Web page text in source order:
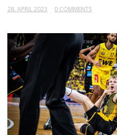
28. APRIL 2023 0 COMMENTS